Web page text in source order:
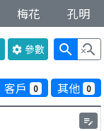
梅花 孔明
settings 參數 search search_off
客戶 0 其他 0
edit_note